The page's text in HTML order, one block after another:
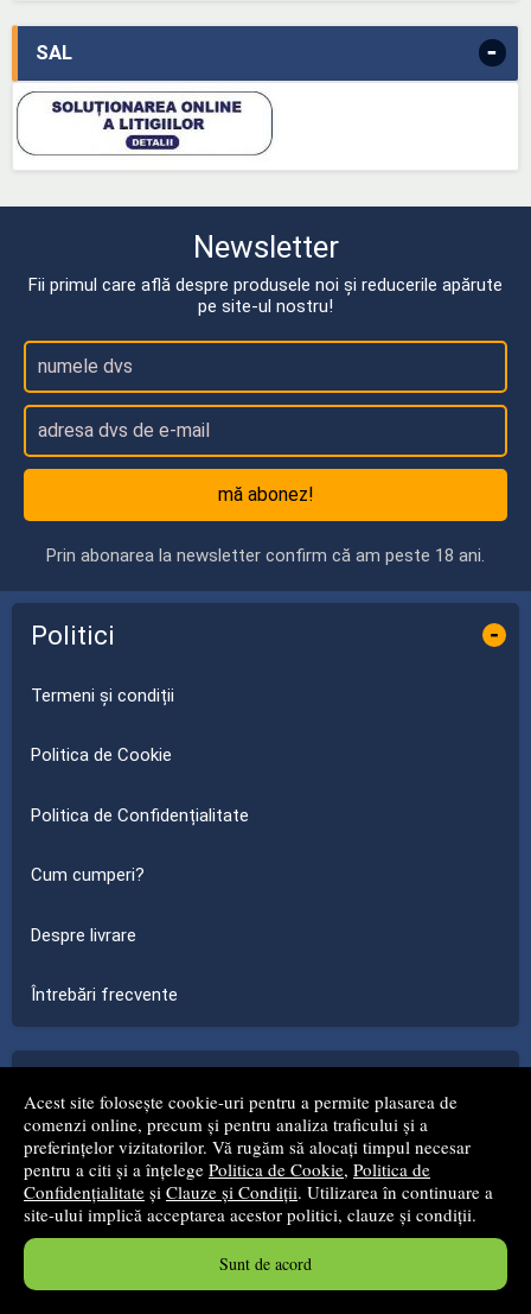
Acest site folosește cookie-uri pentru a permite plasarea de
comenzi online, precum și pentru analiza traficului și a
preferințelor vizitatorilor. Vă rugăm să alocați timpul necesar
pentru a citi și a înțelege Politica de Cookie, Politica de
Confidențialitate și Clauze și Condiții. Utilizarea în continuare a
site-ului implică acceptarea acestor politici, clauze și condiții.
Sunt de acord
SAL -
Newsletter
Fii primul care află despre produsele noi și reducerile apărute
pe site-ul nostru!
mă abonez!
Prin abonarea la newsletter confirm că am peste 18 ani.
Politici -
Termeni și condiții
Politica de Cookie
Politica de Confidențialitate
Cum cumperi?
Despre livrare
Întrebări frecvente
Informații de contact
Formular de retur